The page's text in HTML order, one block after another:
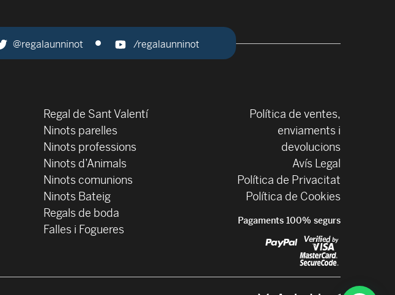
@regalaunninot /regalaunninot
Regal de Sant Valentí
Ninots parelles
Ninots professions
Ninots d’Animals
Ninots comunions
Ninots Bateig
Regals de boda
Falles i Fogueres
Política de ventes,
enviaments i
devolucions
Avís Legal
Política de Privacitat
Política de Cookies
Pagaments 100% segurs